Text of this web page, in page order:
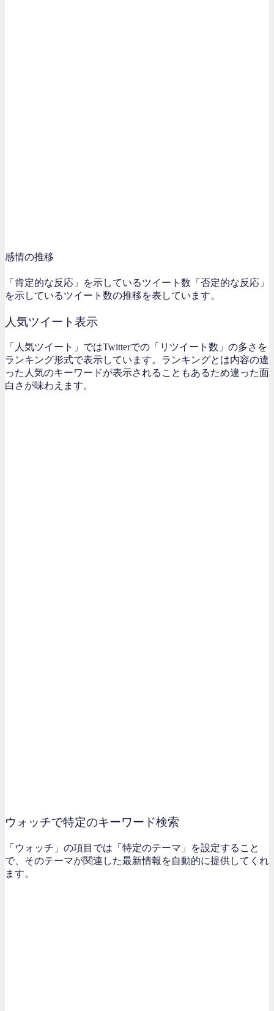
感情の推移
「肯定的な反応」を示しているツイート数「否定的な反応」
を示しているツイート数の推移を表しています。
人気ツイート表示
「人気ツイート」ではTwitterでの「リツイート数」の多さを
ランキング形式で表示しています。ランキングとは内容の違
った人気のキーワードが表示されることもあるため違った面
白さが味わえます。
ウォッチで特定のキーワード検索
「ウォッチ」の項目では「特定のテーマ」を設定すること
で、そのテーマが関連した最新情報を自動的に提供してくれ
ます。